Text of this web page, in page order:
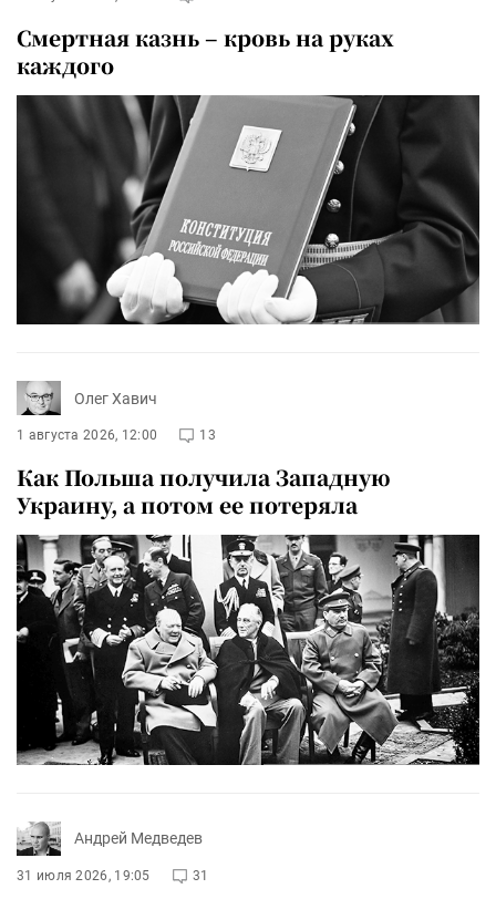
Смертная казнь – кровь на руках
каждого
Олег Хавич
1 августа 2026, 12:00 13
Как Польша получила Западную
Украину, а потом ее потеряла
Андрей Медведев
31 июля 2026, 19:05 31